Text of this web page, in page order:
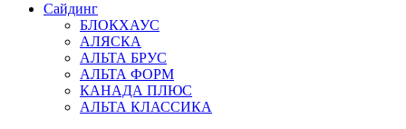
Сайдинг
БЛОКХАУС
АЛЯСКА
АЛЬТА БРУС
АЛЬТА ФОРМ
КАНАДА ПЛЮС
АЛЬТА КЛАССИКА